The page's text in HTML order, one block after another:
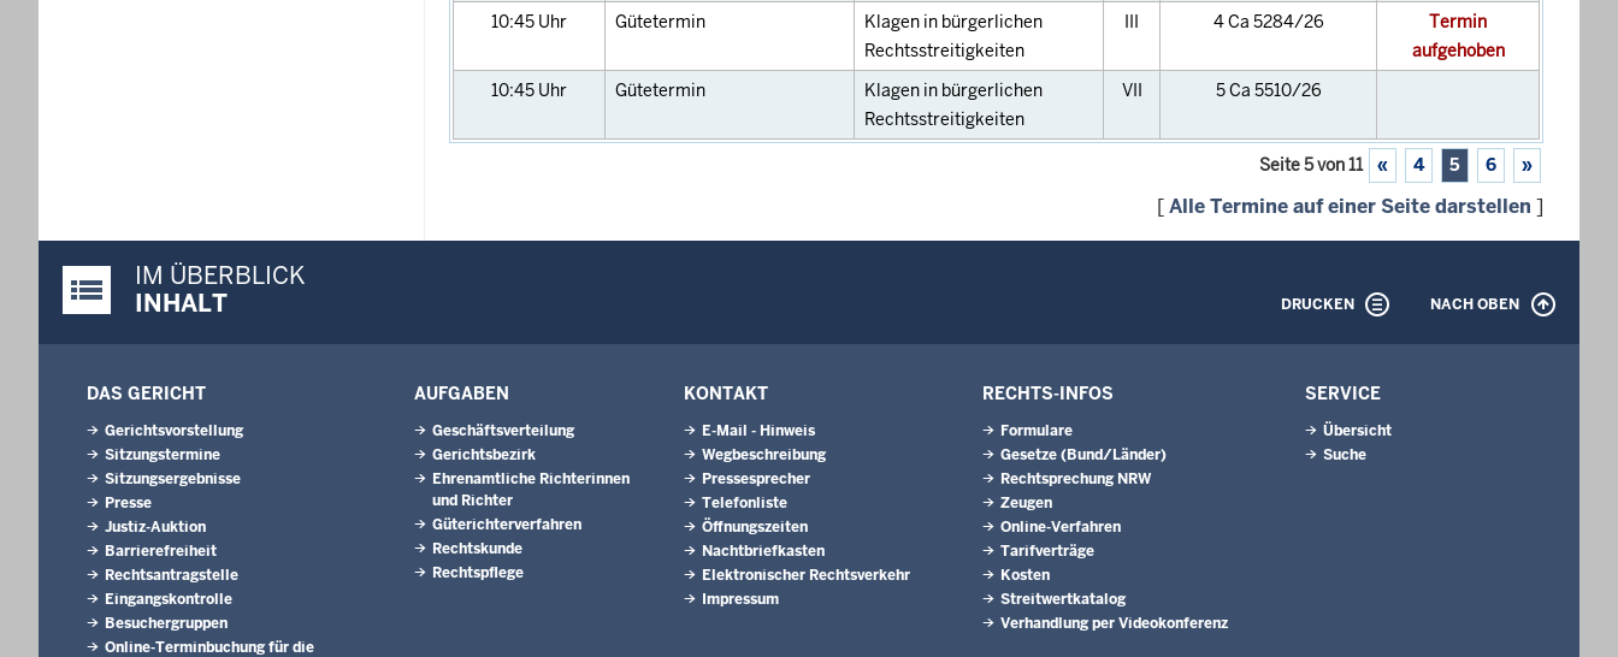
10:45 Uhr Gütetermin
Klagen in bürgerlichen
Rechtsstreitigkeiten
III 4 Ca 5284/26
Termin
aufgehoben
10:45 Uhr Gütetermin
Klagen in bürgerlichen
Rechtsstreitigkeiten
VII 5 Ca 5510/26
Seite 5 von 11 « 4 5 6 »
[Alle Termine auf einer Seite darstellen ]
Justiz-Portal im Überblick:
IM ÜBERBLICK
INHALT
DRUCKEN NACH OBEN
DAS GERICHT
Gerichtsvorstellung
Sitzungstermine
Sitzungsergebnisse
Presse
Justiz-Auktion
Barrierefreiheit
Rechtsantragstelle
Eingangskontrolle
Besuchergruppen
Online-Terminbuchung für die
AUFGABEN
Geschäftsverteilung
Gerichtsbezirk
Ehrenamtliche Richterinnen
und Richter
Güterichterverfahren
Rechtskunde
Rechtspflege
KONTAKT
E-Mail - Hinweis
Wegbeschreibung
Pressesprecher
Telefonliste
Öffnungszeiten
Nachtbriefkasten
Elektronischer Rechtsverkehr
Impressum
RECHTS-INFOS
Formulare
Gesetze (Bund/Länder)
Rechtsprechung NRW
Zeugen
Online-Verfahren
Tarifverträge
Kosten
Streitwertkatalog
Verhandlung per Videokonferenz
SERVICE
Übersicht
Suche